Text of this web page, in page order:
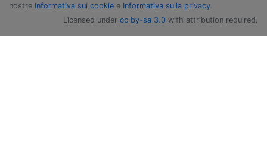
nostre Informativa sui cookie e Informativa sulla privacy.
Licensed under cc by-sa 3.0 with attribution required.